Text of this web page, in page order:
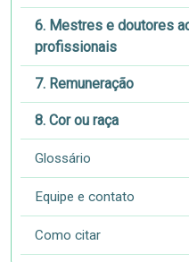
6. Mestres e doutores
profissionais
7. Remuneração
8. Cor ou raça
Glossário
Equipe e contato
Como citar